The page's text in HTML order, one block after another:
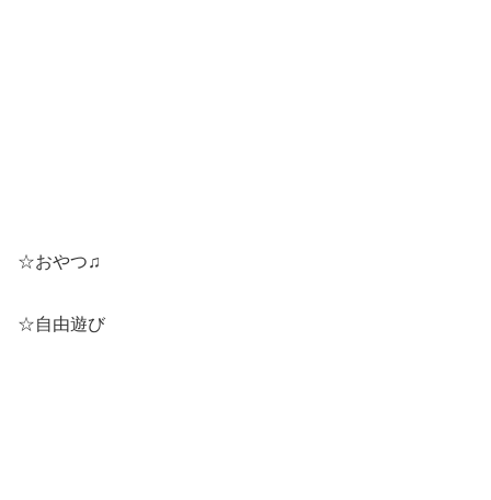
☆おやつ♫
☆自由遊び